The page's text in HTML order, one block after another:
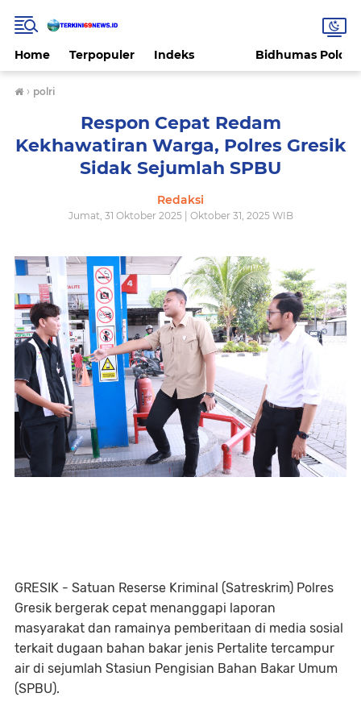
Home Terpopuler Indeks Bidhumas Polda
› polri
Respon Cepat Redam
Kekhawatiran Warga, Polres Gresik
Sidak Sejumlah SPBU
Redaksi
Jumat, 31 Oktober 2025 | Oktober 31, 2025 WIB
GRESIK - Satuan Reserse Kriminal (Satreskrim) Polres
Gresik bergerak cepat menanggapi laporan
masyarakat dan ramainya pemberitaan di media sosial
terkait dugaan bahan bakar jenis Pertalite tercampur
air di sejumlah Stasiun Pengisian Bahan Bakar Umum
(SPBU).